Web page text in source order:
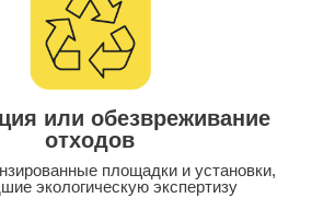
или обезвреживание
отходов
площадки и установки,
экологическую экспертизу